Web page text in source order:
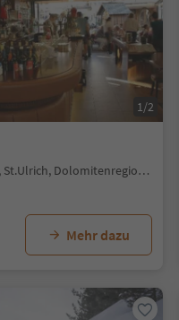
1/2
St. Ulrich/Urtijëi, St.Ulrich, Dolomitenregion Gröden
Mehr dazu